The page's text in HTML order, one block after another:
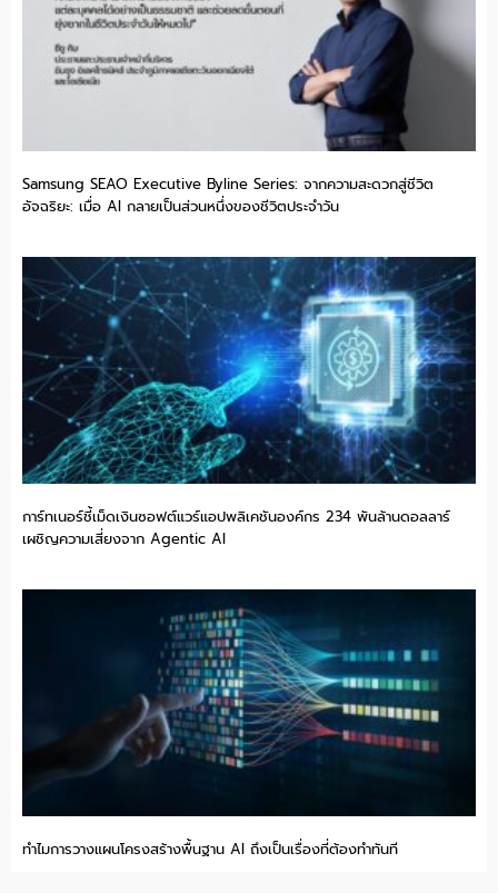
Samsung SEAO Executive Byline Series: จากความสะดวกสู่ชีวิต
อัจฉริยะ: เมื่อ AI กลายเป็นส่วนหนึ่งของชีวิตประจำวัน
การ์ทเนอร์ชี้เม็ดเงินซอฟต์แวร์แอปพลิเคชันองค์กร 234 พันล้านดอลลาร์
เผชิญความเสี่ยงจาก Agentic AI
ทำไมการวางแผนโครงสร้างพื้นฐาน AI ถึงเป็นเรื่องที่ต้องทำทันที